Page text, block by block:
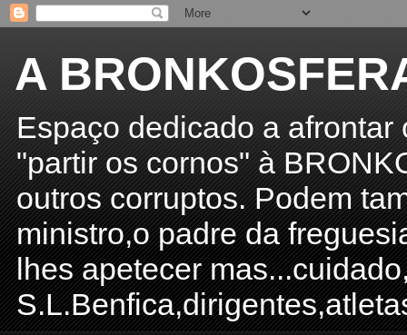
A
Espaço dedicado a
"partir os cornos" à
outros corruptos. Podem
ministro,o padre da
lhes apetecer